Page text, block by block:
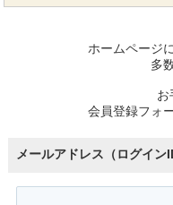
ホームページ
多
お
会員登録フォ
メールアドレス（ログイン